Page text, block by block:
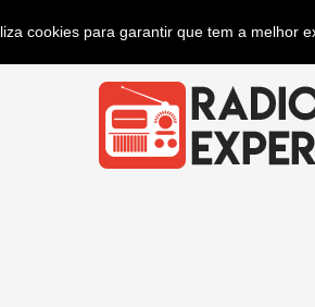
cookies para garantir que tem a melhor